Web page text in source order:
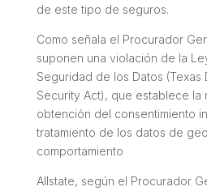
de este tipo de seguros.
Como señala el Procurador
suponen una violación de la
Seguridad de los Datos (Texas
Security Act), que establece la
obtención del consentimiento
tratamiento de los datos de
comportamiento
Allstate, según el Procurador